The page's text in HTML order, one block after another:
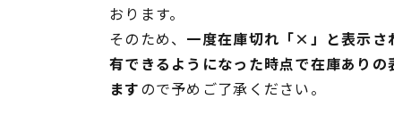
おります。
そのため、 一度在庫切れ「×」と表示さ
有できるようになった時点で在庫あり
ますので予めご了承ください。